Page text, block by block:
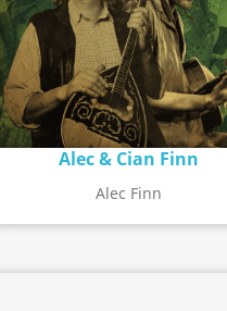
Alec & Cian Finn
Alec Finn
searchDétail de l'album